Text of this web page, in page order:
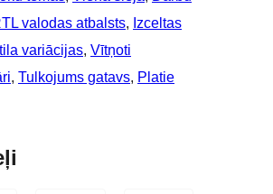
valodas atbalsts, Izceltas
variācijas, Vītņoti
, Tulkojums gatavs, Platie